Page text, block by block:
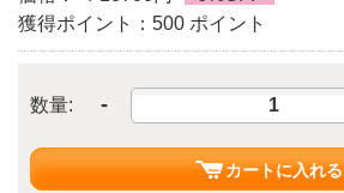
獲得ポイント：500 ポイント
数量: -
カートに入れる